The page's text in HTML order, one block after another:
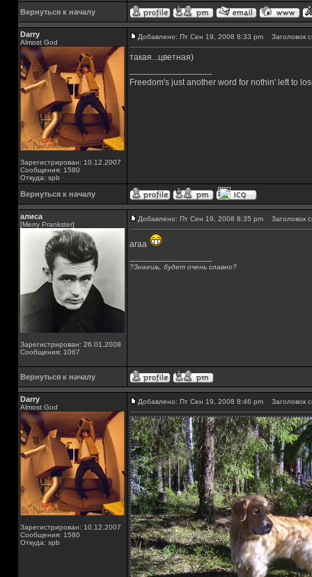
Вернуться к началу
Darry
Almost God
Зарегистрирован: 10.12.2007
Сообщения: 1580
Откуда: spb
Добавлено: Пт Сен 19, 2008 8:33 pm Заголовок
такая...цветная)
Freedom's just another word for nothin' left to
Вернуться к началу
алиса
[Merry Prankster]
Зарегистрирован: 26.01.2008
Сообщения: 1067
Добавлено: Пт Сен 19, 2008 8:35 pm Заголовок
агаа
?Знаешь, будет очень славно?
Вернуться к началу
Darry
Almost God
Зарегистрирован: 10.12.2007
Сообщения: 1580
Откуда: spb
Добавлено: Пт Сен 19, 2008 8:46 pm Заголовок